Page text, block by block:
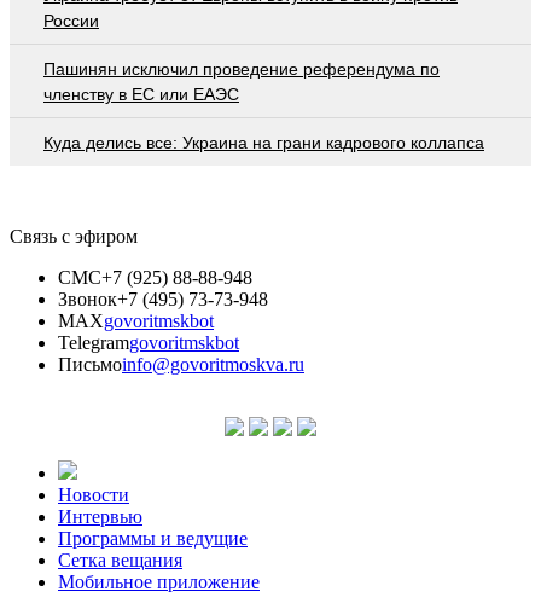
России
Пашинян исключил проведение референдума по
членству в ЕС или ЕАЭС
Куда делись все: Украина на грани кадрового коллапса
Связь с эфиром
СМС+7 (925) 88-88-948
Звонок+7 (495) 73-73-948
MAXgovoritmskbot
Telegramgovoritmskbot
Письмоinfo@govoritmoskva.ru
Новости
Интервью
Программы и ведущие
Сетка вещания
Мобильное приложение